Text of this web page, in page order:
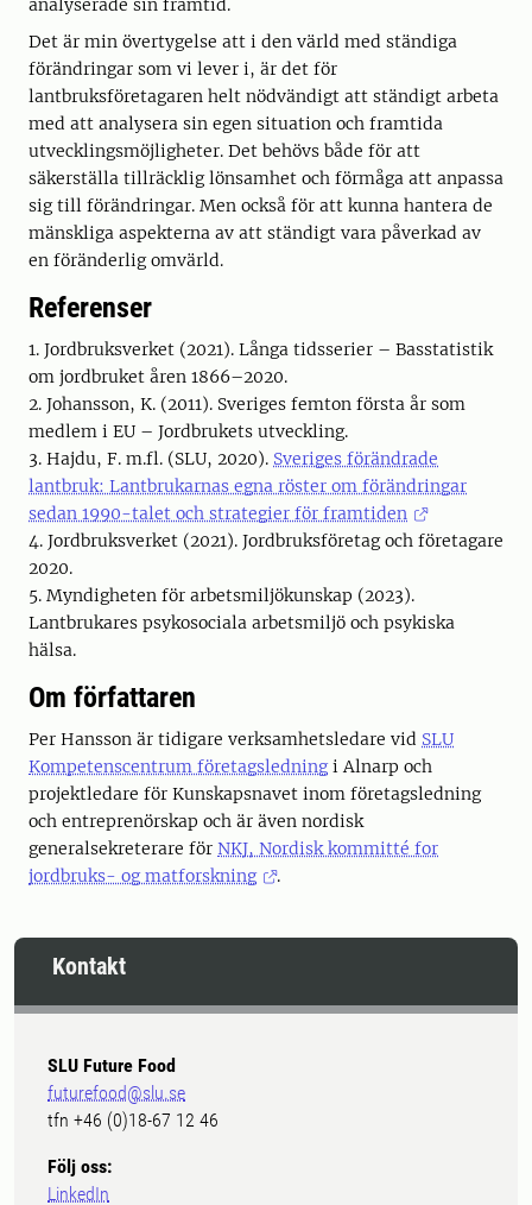
analyserade sin framtid.
Det är min övertygelse att i den värld med ständiga
förändringar som vi lever i, är det för
lantbruksföretagaren helt nödvändigt att ständigt arbeta
med att analysera sin egen situation och framtida
utvecklingsmöjligheter. Det behövs både för att
säkerställa tillräcklig lönsamhet och förmåga att anpassa
sig till förändringar. Men också för att kunna hantera de
mänskliga aspekterna av att ständigt vara påverkad av
en föränderlig omvärld.
Referenser
1. Jordbruksverket (2021). Långa tidsserier – Basstatistik
om jordbruket åren 1866–2020.
2. Johansson, K. (2011). Sveriges femton första år som
medlem i EU – Jordbrukets utveckling.
3. Hajdu, F. m.fl. (SLU, 2020). Sveriges förändrade
lantbruk: Lantbrukarnas egna röster om förändringar
sedan 1990-talet och strategier för framtiden
4. Jordbruksverket (2021). Jordbruksföretag och företagare
2020.
5. Myndigheten för arbetsmiljökunskap (2023).
Lantbrukares psykosociala arbetsmiljö och psykiska
hälsa.
Om författaren
Per Hansson är tidigare verksamhetsledare vid SLU
Kompetenscentrum företagsledningi Alnarp och
projektledare för Kunskapsnavet inom företagsledning
och entreprenörskap och är även nordisk
generalsekreterare för NKJ, Nordisk kommitté for
jordbruks- og matforskning
.
Kontakt
SLU Future Food
futurefood@slu.se
tfn +46 (0)18-67 12 46
Följ oss:
LinkedIn